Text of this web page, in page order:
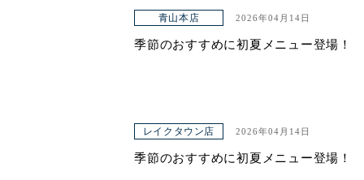
青山本店 2026年04月14日
季節のおすすめに初夏メニュー登場！
レイクタウン店 2026年04月14日
季節のおすすめに初夏メニュー登場！